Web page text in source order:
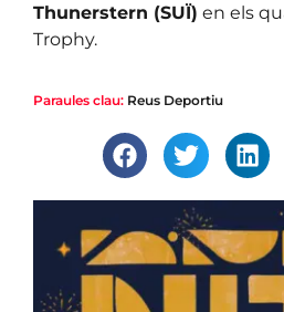
Thunerstern (SUÏ) en els
Trophy.
Paraules clau: Reus Deportiu